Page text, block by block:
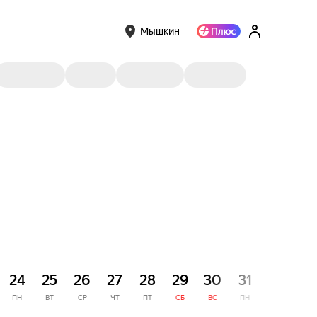
Мышкин
24
ПН
25
ВТ
26
СР
27
ЧТ
28
ПТ
29
СБ
30
ВС
31
ПН